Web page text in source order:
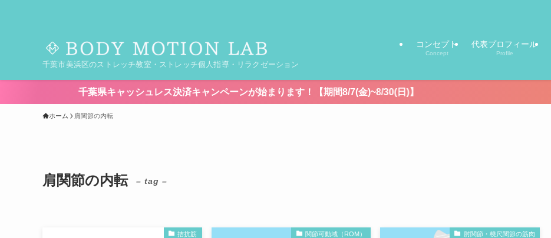
千葉市美浜区のストレッチ教室・ストレッチ個人指導・リラクゼーション
コンセプト
Concept
代表プロフィール
Profile
千葉県キャッシュレス決済キャンペーンが始まります！【期間8/7(金)~8/30(日)】
ホーム 肩関節の内転
肩関節の内転 – tag –
拮抗筋 関節可動域（ROM） 肘関節・橈尺関節の筋肉